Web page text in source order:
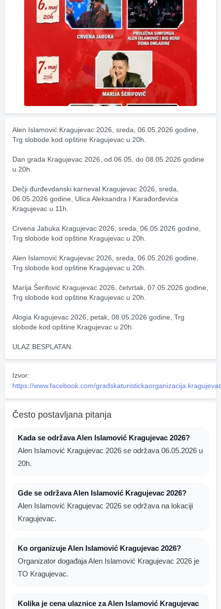
Alen Islamović Kragujevac 2026, sreda, 06.05.2026 godine,
Trg slobode kod opštine Kragujevac u 20h.
Dan grada Kragujevac 2026, od 06.05, do 08.05.2026 godine
u 20h.
Dečji đurđevdanski karneval Kragujevac 2026, sreda,
06.05.2026 godine, Ulica Aleksandra I Karađorđevića
Kragujevac u 11h.
Crvena Jabuka Kragujevac 2026, sreda, 06.05.2026 godine,
Trg slobode kod opštine Kragujevac u 20h.
Alen Islamović Kragujevac 2026, sreda, 06.05.2026 godine,
Trg slobode kod opštine Kragujevac u 20h.
Marija Šerifović Kragujevac 2026, četvrtak, 07.05.2026 godine,
Trg slobode kod opštine Kragujevac u 20h.
Alogia Kragujevac 2026, petak, 08.05.2026 godine, Trg
slobode kod opštine Kragujevac u 20h.
ULAZ BESPLATAN.
Izvor:
https://www.facebook.com/
Često postavljana pitanja
Kada se održava Alen Islamović Kragujevac 2026?
Alen Islamović Kragujevac 2026 se održava 06.05.2026 u
20h.
Gde se održava Alen Islamović Kragujevac 2026?
Alen Islamović Kragujevac 2026 se održava na lokaciji
Kragujevac.
Ko organizuje Alen Islamović Kragujevac 2026?
Organizator događaja Alen Islamović Kragujevac 2026 je
TO Kragujevac.
Kolika je cena ulaznice za Alen Islamović Kragujevac